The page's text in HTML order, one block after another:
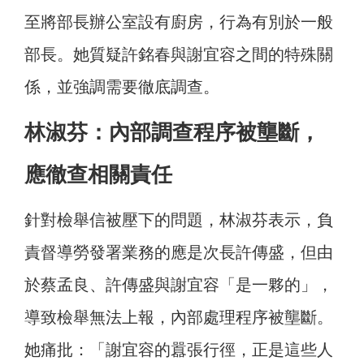
至將部長辦公室設有廚房，行為有別於一般
部長。她質疑許銘春與謝宜容之間的特殊關
係，並強調需要徹底調查。
林淑芬：內部調查程序被壟斷，
應徹查相關責任
針對檢舉信被壓下的問題，林淑芬表示，負
責督導勞發署業務的應是次長許傳盛，但由
於蔡孟良、許傳盛與謝宜容「是一夥的」，
導致檢舉無法上報，內部處理程序被壟斷。
她痛批：「謝宜容的囂張行徑，正是這些人